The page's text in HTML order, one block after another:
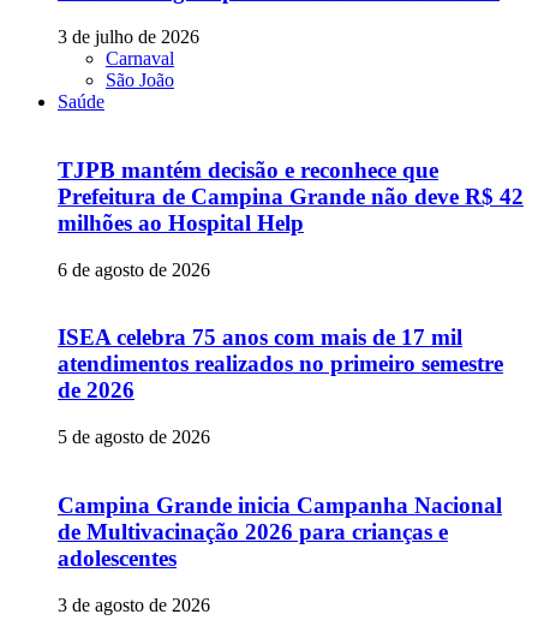
3 de julho de 2026
Carnaval
São João
Saúde
TJPB mantém decisão e reconhece que
Prefeitura de Campina Grande não deve R$ 42
milhões ao Hospital Help
6 de agosto de 2026
ISEA celebra 75 anos com mais de 17 mil
atendimentos realizados no primeiro semestre
de 2026
5 de agosto de 2026
Campina Grande inicia Campanha Nacional
de Multivacinação 2026 para crianças e
adolescentes
3 de agosto de 2026